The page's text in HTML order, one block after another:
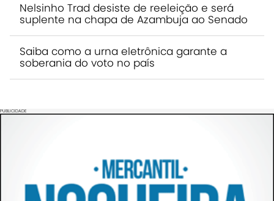
Nelsinho Trad desiste de reeleição e será
suplente na chapa de Azambuja ao Senado
Saiba como a urna eletrônica garante a
soberania do voto no país
PUBLICIDADE